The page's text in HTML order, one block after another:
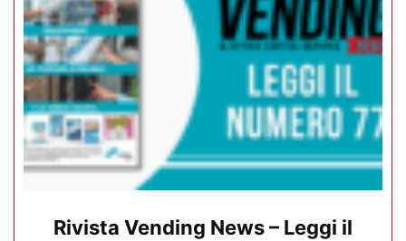
Rivista Vending News – Leggi il